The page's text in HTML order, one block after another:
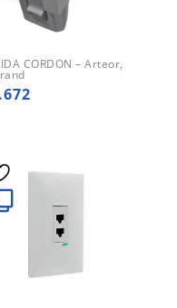
CORDON – Arteor,